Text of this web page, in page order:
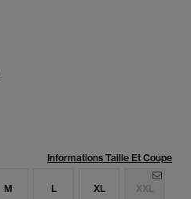
Informations Taille Et Coupe
M L XL XXL